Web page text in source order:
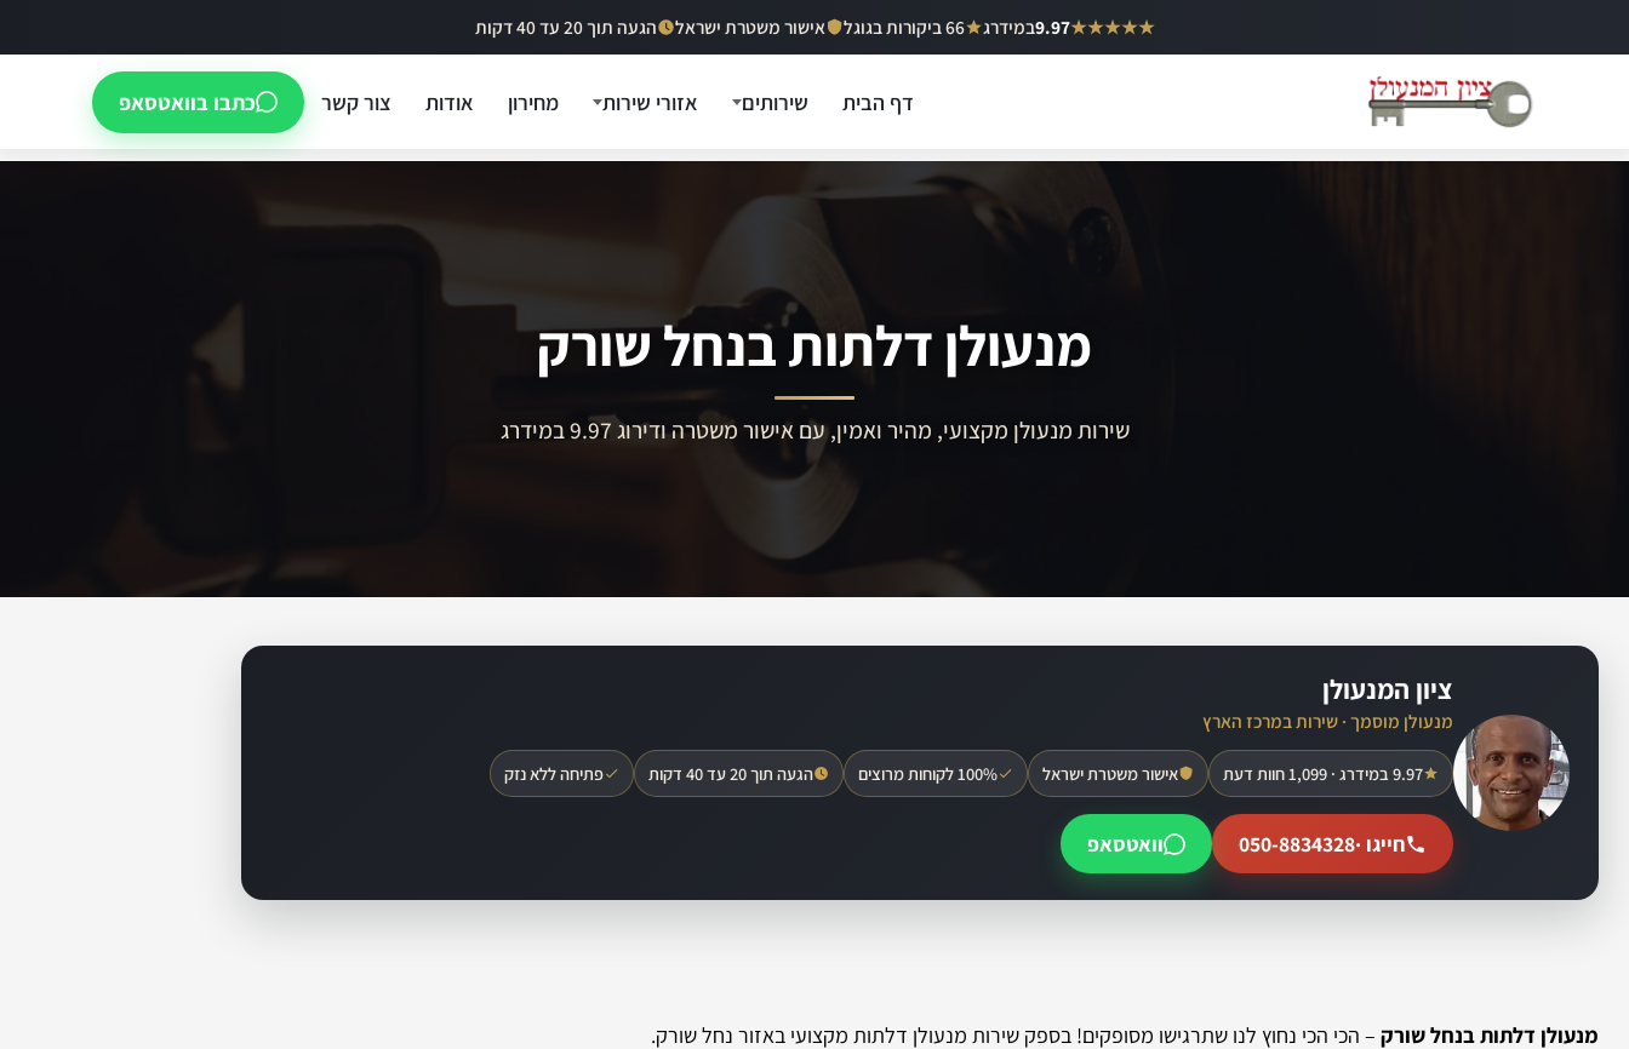
לתוכן
★★★★★
9.97במידרג 66 ביקורות בגוגל אישור משטרת ישראל הגעה תוך 20 עד 40 דקות
דף הבית שירותים אזורי שירות מחירון אודות צור קשר כתבו בוואטסאפ
מנעולן דלתות בנחל שורק
שירות מנעולן מקצועי, מהיר ואמין, עם אישור משטרה ודירוג 9.97 במידרג
ציון המנעולן
מנעולן מוסמך · שירות במרכז הארץ
9.97 במידרג · 1,099 חוות דעת אישור משטרת ישראל 100% לקוחות מרוצים הגעה תוך 20 עד 40 דקות פתיחה ללא נזק
חייגו ·050-8834328 וואטסאפ
מנעולן דלתות בנחל שורק – הכי הכי נחוץ לנו שתרגישו מסופקים! בספק שירות מנעולן דלתות מקצועי באזור נחל שורק.